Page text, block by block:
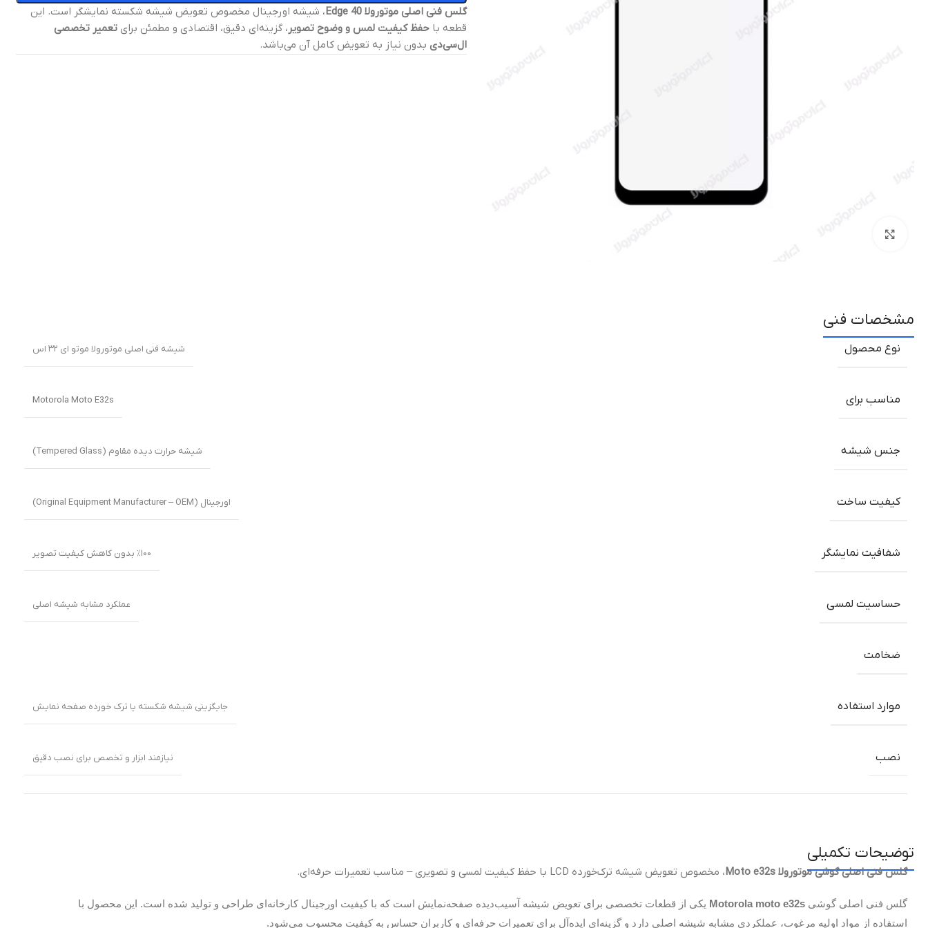
گلس فنی اصلی موتورولا Edge 40
، شیشه اورجینال مخصوص تعویض شیشه شکسته نمایشگر است. این
قطعه با حفظ کیفیت لمس و وضوح تصویر ، گزینه‌ای دقیق، اقتصادی و مطمئن برای تعمیر تخصصی
ال‌سی‌دی بدون نیاز به تعویض کامل آن می‌باشد.
مشخصات فنی
نوع محصول شیشه فنی اصلی موتورولا موتو ای ۳۲ اس
مناسب برای Motorola Moto E32s
جنس شیشه شیشه حرارت دیده مقاوم (Tempered Glass)
کیفیت ساخت اورجینال (Original Equipment Manufacturer – OEM)
شفافیت نمایشگر ٪۱۰۰ بدون کاهش کیفیت تصویر
حساسیت لمسی عملکرد مشابه شیشه اصلی
ضخامت
موارد استفاده جایگزینی شیشه شکسته یا ترک خورده صفحه نمایش
نصب نیازمند ابزار و تخصص برای نصب دقیق
توضیحات تکمیلی
گلس فنی اصلی گوشی موتورولا Moto e32s ، مخصوص تعویض شیشه ترک‌خورده LCD با حفظ کیفیت لمسی و تصویری – مناسب تعمیرات حرفه‌ای.
گلس فنی اصلی گوشی Motorola moto e32s یکی از قطعات تخصصی برای تعویض شیشه آسیب‌دیده صفحه‌نمایش است که با کیفیت اورجینال کارخانه‌ای طراحی و تولید شده است. این محصول با
استفاده از مواد اولیه مرغوب، عملکردی مشابه شیشه اصلی دارد و گزینه‌ای ایده‌آل برای تعمیرات حرفه‌ای و کاربران حساس به کیفیت محسوب می‌شود.